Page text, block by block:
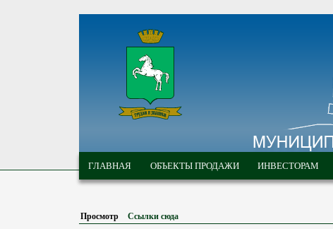
МУНИЦИПАЛЬНЫЕ
ТОРГИ ГОРОДА
ТОМСКА
ГЛАВНОЕ МЕНЮ
ГЛАВНАЯ ОБЪЕКТЫ ПРОДАЖИ ИНВЕСТОРАМ
Просмотр (активная вкладка)
Ссылки сюда